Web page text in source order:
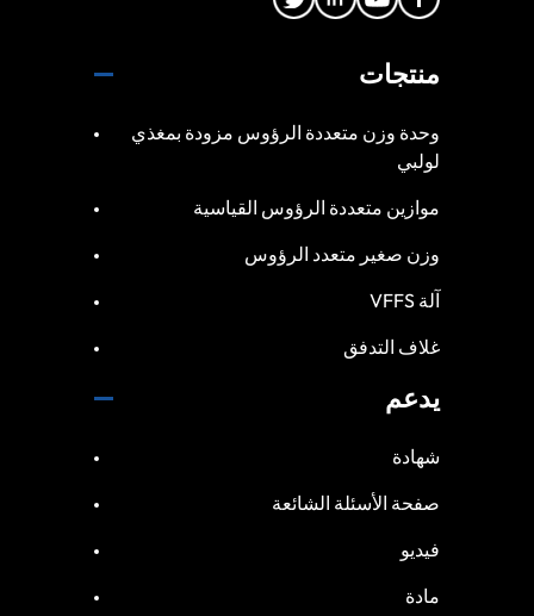
منتجات
وحدة وزن متعددة الرؤوس مزودة بمغذي
لولبي
موازين متعددة الرؤوس القياسية
وزن صغير متعدد الرؤوس
آلة VFFS
غلاف التدفق
يدعم
شهادة
صفحة الأسئلة الشائعة
فيديو
مادة